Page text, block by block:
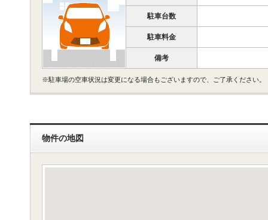
駐車台数
駐車料金
備考
※駐車場の空車状況は変更になる場合もございますので、ご了承ください。
物件の地図